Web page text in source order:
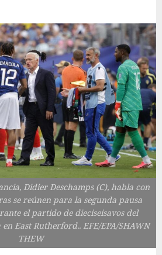
Didier Deschamps (C), habla con
se reúnen para la segunda pausa
el partido de dieciseisavos del
East Rutherford.. EFE/EPA/SHAWN
THEW